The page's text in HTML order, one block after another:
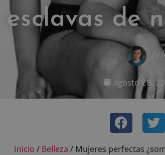
esclavas de
agosto 28,
Inicio / Belleza / Mujeres perfectas